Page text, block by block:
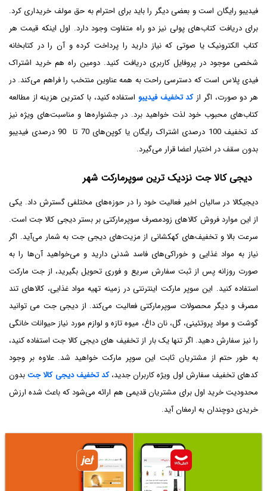
فیدیبو رایگان است و بعضی دیگر را باید برای احترام به حق مولف خریداری کرد.
برای دریافت کتاب‌های پولی نیز دو راه متفاوت وجود دارد. اول اینکه قیمت هر
کتاب الکترونیک یا صوتی که نیاز دارید را پرداخت کرده و آن را در کتابخانه
شخصی موجود در پروفایل کاربری دریافت کنید. دومین راه هم خرید اشتراک
فیدی پلاس است که دسترسی راحت به همه عناوین منتخب را فراهم می‌کند. در
هر دو صورت، اگر ازکد تخفیف فیدیبو استفاده کنید، با کمترین هزینه از مطالعه
کتاب‌های محبوب خود لذت خواهید برد. در جشنواره‌ها و مناسبت‌های ویژه نیز
کد تخفیف 100 درصدی اشتراک رایگان یا کوپن‌های 70 تا 90 درصدی فیدیبو
بدون سقف در اختیار اعضا قرار می‌گیرد.
دیجی کالا جت نزدیک ترین سوپرمارکت شهر
دیجیکالا در سالیان اخیر فعالیت خود را در حوزه‌های مختلفی گسترش داد. یکی
از این موارد فروش کالا‌های زودمصرف سوپرمارکتی بر بستر دیجی کالا جت است.
سرعت بالا و تخفیف‌های کهکشانی از مزیت‌های دیجی جت به شمار می‌آید. اگر
نیاز به مواد غذایی و خوراکی‌های فاسد شدنی دارید و می‌خواهید آن‌ها را به
صورت روزانه پس از ثبت سفارش سریع و فوری تحویل بگیرید، از جت مارکت
استفاده کنید. این سوپر مارکت اینترنتی در زمینه تهیه مواد غذایی، کالا‌های تند
مصرف و دیگر محصولات سوپرمارکتی فعالیت می‌کند. از دیجی جت می توانید
گوشت و مواد پروتئینی، گل، نان داغ، میوه تازه و لوازم مورد نیاز حیوانات خانگی
را نیز سفارش دهید. اگر تنها یک بار از تخفیف های دیجی کالا جت استفاده کنید،
به طور حتم از مشتریان ثابت این سوپر مارکت خواهید شد. علاوه بر وجود
کدهای تخفیف سفارش اول ویژه کاربران جدید،کد تخفیف دیجی کالا جتبدون
محدودیت خرید اول برای مشتریان قدیمی هم ارائه می‌شود که باعث شده ارزش
خریدی دوچندان به ارمغان آید.